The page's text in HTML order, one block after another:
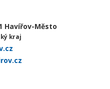
Havířov-Město
kraj